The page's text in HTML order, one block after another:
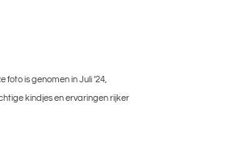
foto is genomen in Juli ’24,
kindjes en ervaringen rijker